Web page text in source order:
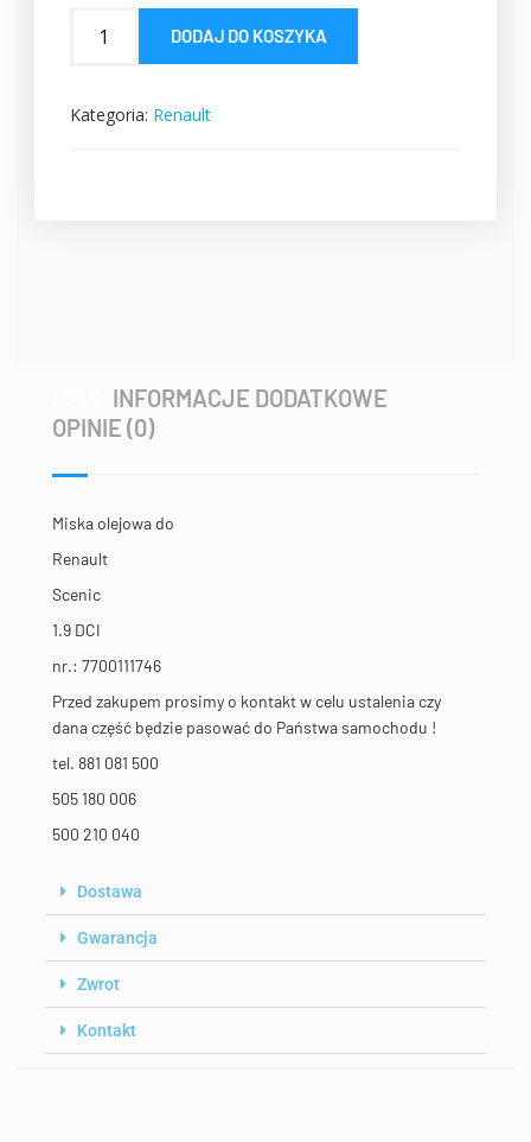
DODAJ DO KOSZYKA
Kategoria: Renault
INFORMACJE DODATKOWE
OPINIE (0)
Miska olejowa do
Renault
Scenic
1.9 DCI
nr.: 7700111746
Przed zakupem prosimy o kontakt w celu ustalenia czy
dana część będzie pasować do Państwa samochodu !
tel. 881 081 500
505 180 006
500 210 040
Dostawa
Gwarancja
Zwrot
Kontakt